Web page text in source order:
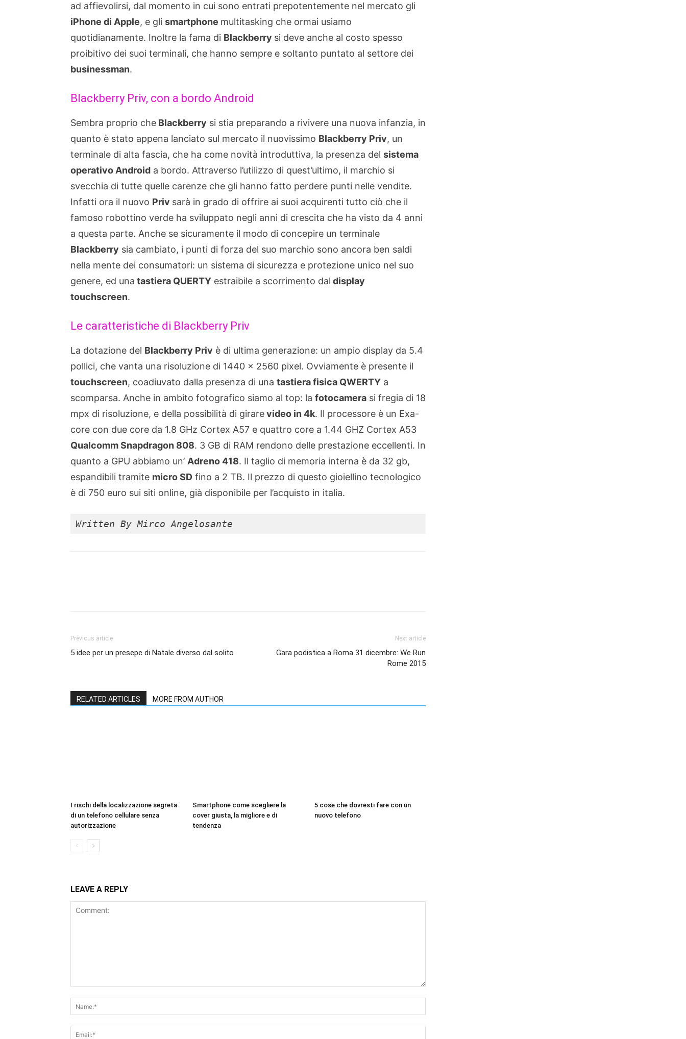
ad affievolirsi, dal momento in cui sono entrati prepotentemente nel mercato gli
iPhone di Apple, e gli smartphone multitasking che ormai usiamo
quotidianamente. Inoltre la fama di Blackberry si deve anche al costo spesso
proibitivo dei suoi terminali, che hanno sempre e soltanto puntato al settore dei
businessman.
Blackberry Priv, con a bordo Android
Sembra proprio che Blackberry si stia preparando a rivivere una nuova infanzia, in
quanto è stato appena lanciato sul mercato il nuovissimo Blackberry Priv, un
terminale di alta fascia, che ha come novità introduttiva, la presenza del sistema
operativo Android a bordo. Attraverso l’utilizzo di quest’ultimo, il marchio si
svecchia di tutte quelle carenze che gli hanno fatto perdere punti nelle vendite.
Infatti ora il nuovo Priv sarà in grado di offrire ai suoi acquirenti tutto ciò che il
famoso robottino verde ha sviluppato negli anni di crescita che ha visto da 4 anni
a questa parte. Anche se sicuramente il modo di concepire un terminale
Blackberry sia cambiato, i punti di forza del suo marchio sono ancora ben saldi
nella mente dei consumatori: un sistema di sicurezza e protezione unico nel suo
genere, ed una tastiera QUERTY estraibile a scorrimento dal display
touchscreen.
Le caratteristiche di Blackberry Priv
La dotazione del Blackberry Priv è di ultima generazione: un ampio display da 5.4
pollici, che vanta una risoluzione di 1440 x 2560 pixel. Ovviamente è presente il
touchscreen, coadiuvato dalla presenza di una tastiera fisica QWERTY a
scomparsa. Anche in ambito fotografico siamo al top: la fotocamera si fregia di 18
mpx di risoluzione, e della possibilità di girarevideo in 4k. Il processore è un Exa-
core con due core da 1.8 GHz Cortex A57 e quattro core a 1.44 GHZ Cortex A53
Qualcomm Snapdragon 808. 3 GB di RAM rendono delle prestazione eccellenti. In
quanto a GPU abbiamo un’ Adreno 418. Il taglio di memoria interna è da 32 gb,
espandibili tramite micro SD fino a 2 TB. Il prezzo di questo gioiellino tecnologico
è di 750 euro sui siti online, già disponibile per l’acquisto in italia.
Written By Mirco Angelosante
Previous article
5 idee per un presepe di Natale diverso dal solito
Next article
Gara podistica a Roma 31 dicembre: We Run
Rome 2015
RELATED ARTICLES MORE FROM AUTHOR
I rischi della localizzazione segreta
di un telefono cellulare senza
autorizzazione
Smartphone come scegliere la
cover giusta, la migliore e di
tendenza
5 cose che dovresti fare con un
nuovo telefono
LEAVE A REPLY